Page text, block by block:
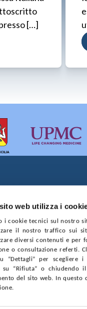
web utilizza i
i cookie tecnici sul nostro
il nostro traffico sui
diversi contenuti e per
o consultazione referti.
“Dettagli” per scegliere i
su “Rifiuta” o chiudendo
del sito web. In questo
[…]
delle imprese di
GARE E